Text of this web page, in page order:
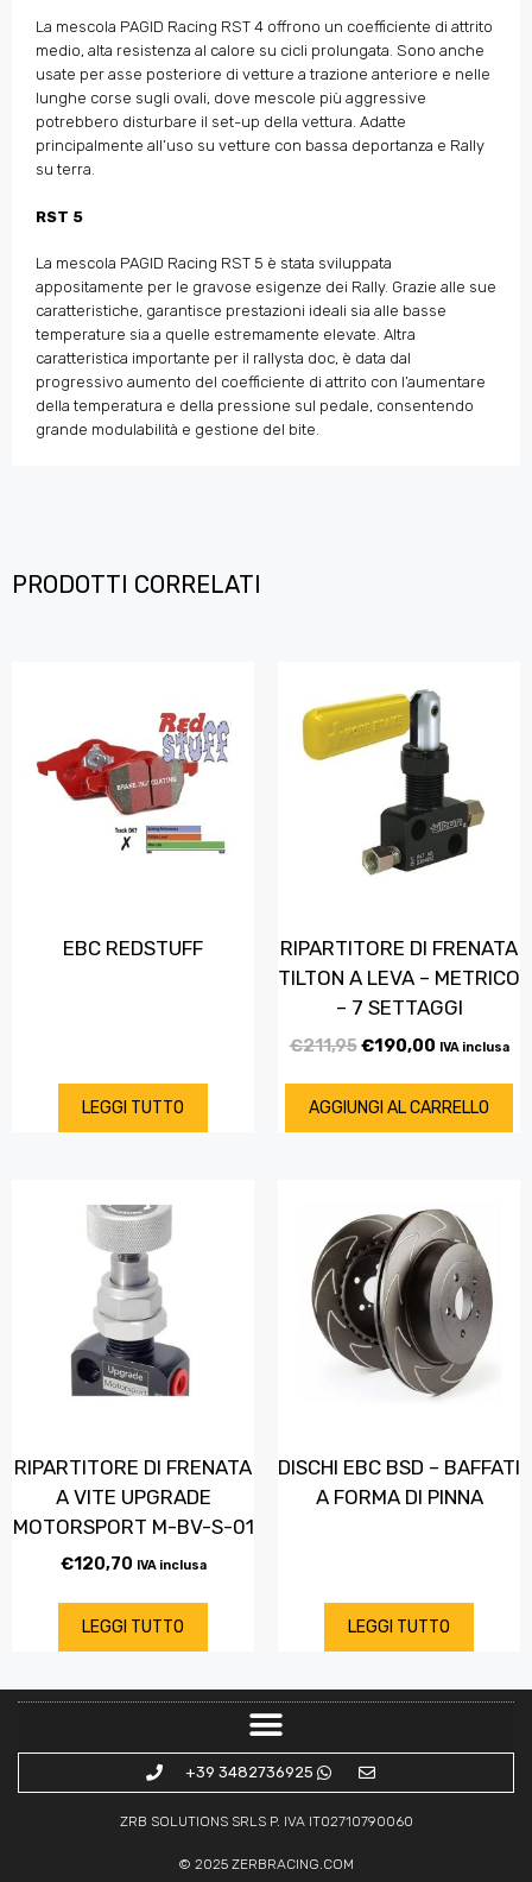
La mescola PAGID Racing RST 4 offrono un coefficiente di attrito
medio, alta resistenza al calore su cicli prolungata. Sono anche
usate per asse posteriore di vetture a trazione anteriore e nelle
lunghe corse sugli ovali, dove mescole più aggressive
potrebbero disturbare il set-up della vettura. Adatte
principalmente all’uso su vetture con bassa deportanza e Rally
su terra.
RST 5
La mescola PAGID Racing RST 5 è stata sviluppata
appositamente per le gravose esigenze dei Rally. Grazie alle sue
caratteristiche, garantisce prestazioni ideali sia alle basse
temperature sia a quelle estremamente elevate. Altra
caratteristica importante per il rallysta doc, è data dal
progressivo aumento del coefficiente di attrito con l’aumentare
della temperatura e della pressione sul pedale, consentendo
grande modulabilità e gestione del bite.
PRODOTTI CORRELATI
EBC REDSTUFF
LEGGI TUTTO
RIPARTITORE DI FRENATA
TILTON A LEVA – METRICO
– 7 SETTAGGI
€211,95€190,00 IVA inclusa
AGGIUNGI AL CARRELLO
RIPARTITORE DI FRENATA
A VITE UPGRADE
MOTORSPORT M-BV-S-01
€120,70 IVA inclusa
LEGGI TUTTO
DISCHI EBC BSD – BAFFATI
A FORMA DI PINNA
LEGGI TUTTO
+39 3482736925
ZRB SOLUTIONS SRLS P. IVA IT02710790060
© 2025 ZERBRACING.COM